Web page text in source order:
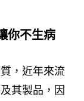
你不生病
，近年來流
其製品，因